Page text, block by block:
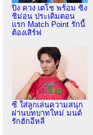
ปิง ควง เตโช พร้อม ซิง
ชิม่อน ประเดิมตอน
แรก Match Point รักนี้
ต้องเสิร์ฟ
ซี ใส่ลูกเล่นความสนุก
ผ่านบทบาทใหม่ มนต์
รักฮักอีหลี